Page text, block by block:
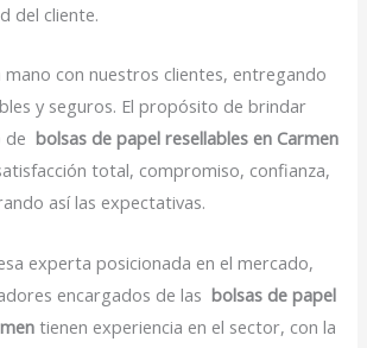
del cliente.
con nuestros clientes, entregando
y seguros. El propósito de brindar
debolsas de papel resellables en Carmen
total, compromiso, confianza,
así las expectativas.
experta posicionada en el mercado,
encargados de lasbolsas de papel
tienen experiencia en el sector, con la